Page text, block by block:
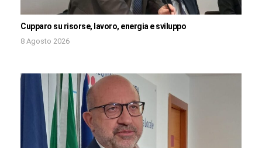
Cupparo su risorse, lavoro, energia e sviluppo
8 Agosto 2026